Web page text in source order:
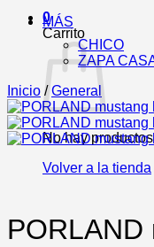
0
Carrito
No hay
Volver a la tienda
MÁS
CHICO
ZAPA
Inicio / General